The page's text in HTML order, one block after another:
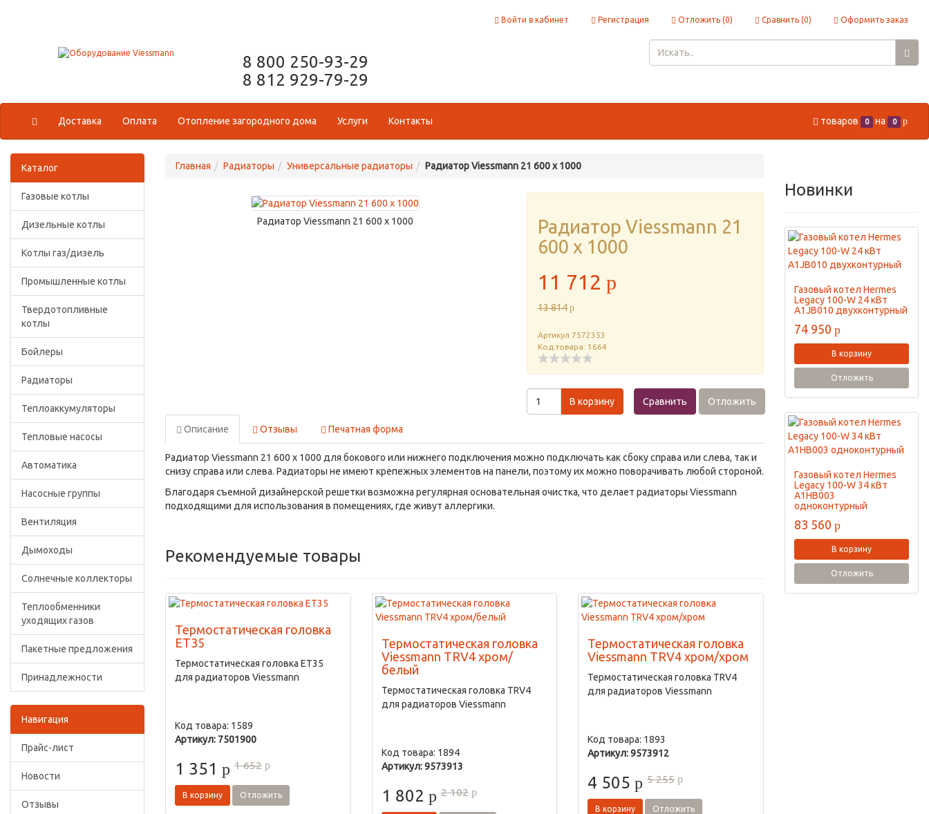
Войти в кабинет Регистрация Отложить (0) Сравнить (0) Оформить заказ
8 800 250-93-29
8 812 929-79-29
Доставка Оплата Отопление загородного дома Услуги Контакты товаров 0 на 0 p
Каталог
Газовые котлы
Дизельные котлы
Котлы газ/дизель
Промышленные котлы
Твердотопливные
котлы
Бойлеры
Радиаторы
Теплоаккумуляторы
Тепловые насосы
Автоматика
Насосные группы
Вентиляция
Дымоходы
Солнечные коллекторы
Теплообменники
уходящих газов
Пакетные предложения
Принадлежности
Навигация
Прайс-лист
Новости
Отзывы
Главная Радиаторы Универсальные радиаторы Радиатор Viessmann 21 600 x 1000
Радиатор Viessmann 21 600 x 1000
Радиатор Viessmann 21
600 x 1000
11 712 p
13 814 p
Артикул 7572353
Код товара: 1664
В корзину Сравнить Отложить
Описание Отзывы Печатная форма
Радиатор Viessmann 21 600 x 1000 для бокового или нижнего подключения можно подключать как сбоку справа или слева, так и
снизу справа или слева. Радиаторы не имеют крепежных элементов на панели, поэтому их можно поворачивать любой стороной.
Благодаря съемной дизайнерской решетки возможна регулярная основательная очистка, что делает радиаторы Viessmann
подходящими для использования в помещениях, где живут аллергики.
Рекомендуемые товары
Термостатическая головка
ET35
Термостатическая головка ET35
для радиаторов Viessmann
Код товара: 1589
Артикул: 7501900
1 351 p 1 652 p
В корзину Отложить
Термостатическая головка
Viessmann TRV4 хром/
белый
Термостатическая головка TRV4
для радиаторов Viessmann
Код товара: 1894
Артикул: 9573913
1 802 p 2 102 p
Термостатическая головка
Viessmann TRV4 хром/хром
Термостатическая головка TRV4
для радиаторов Viessmann
Код товара: 1893
Артикул: 9573912
4 505p 5 255 p
В корзину Отложить
Новинки
Газовый котел Hermes
Legacy 100-W 24 кВт
A1JB010 двухконтурный
74 950 p
В корзину
Отложить
Газовый котел Hermes
Legacy 100-W 34 кВт
A1HB003
одноконтурный
83 560 p
В корзину
Отложить